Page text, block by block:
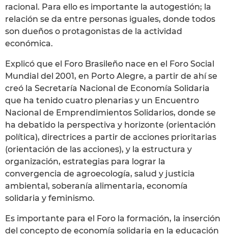
racional. Para ello es importante la autogestión; la
relación se da entre personas iguales, donde todos
son dueños o protagonistas de la actividad
económica.
Explicó que el Foro Brasileño nace en el Foro Social
Mundial del 2001, en Porto Alegre, a partir de ahí se
creó la Secretaría Nacional de Economía Solidaria
que ha tenido cuatro plenarias y un Encuentro
Nacional de Emprendimientos Solidarios, donde se
ha debatido la perspectiva y horizonte (orientación
política), directrices a partir de acciones prioritarias
(orientación de las acciones), y la estructura y
organización, estrategias para lograr la
convergencia de agroecología, salud y justicia
ambiental, soberanía alimentaria, economía
solidaria y feminismo.
Es importante para el Foro la formación, la inserción
del concepto de economía solidaria en la educación